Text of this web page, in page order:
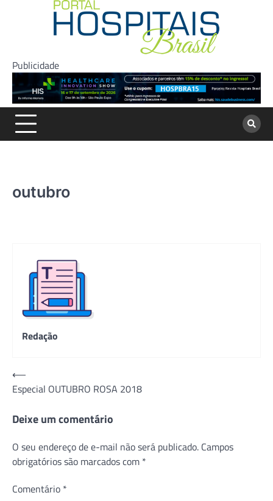
Publicidade
outubro
Redação
Navegação
de
Post
⟵
Especial OUTUBRO ROSA 2018
Deixe um comentário
O seu endereço de e-mail não será publicado. Campos
obrigatórios são marcados com *
Comentário *